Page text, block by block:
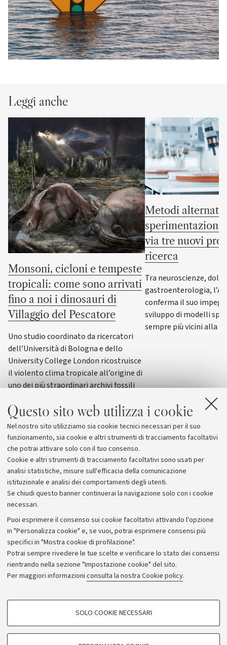
Questo sito web utilizza i cookie
Nel nostro sito utilizziamo sia cookie tecnici necessari per il suo
funzionamento, sia cookie e altri strumenti di tracciamento facoltativi
che potrai attivare solo con il tuo consenso.
Cookie e altri strumenti di tracciamento facoltativi sono usati per
analisi statistiche, misure sull'efficacia della comunicazione
istituzionale e analisi dei comportamenti degli utenti.
Se chiudi questo banner continuerai la navigazione solo con i cookie
necessari.
Puoi esprimere il consenso sui cookie facoltativi attivando l'opzione
in "Personalizza cookie" e, se vuoi, potrai esprimere consensi più
specifici in "Mostra cookie di profilazione".
Potrai sempre rivedere le tue scelte e verificare lo stato dei consensi
rientrando nella sezione "Impostazione cookie" del sito.
Per maggiori informazioni consulta la nostra Cookie policy.
COOKIE DI PROFILAZIONE - FACOLTATIVI
SOLO COOKIE NECESSARI
Leggi anche
Monsoni, cicloni e tempeste
tropicali: come sono arrivati
fino a noi i dinosauri di
Villaggio del Pescatore
Uno studio coordinato da ricercatori
dell’Università di Bologna e dello
University College London ricostruisce
il violento clima tropicale all’origine di
uno dei più straordinari archivi fossili
Trieste: lo stesso meccanismo che oggi
collega i gas serra a fenomeni
meteorologici estremi
Metodi
via tre nuovi
ricerca
Tra neuroscienze,
gastroenterologia,
conferma il suo
sviluppo di modelli
sempre più vicini alla
Archivio
Comunicati stampa
Redazione
Rassegna stampa